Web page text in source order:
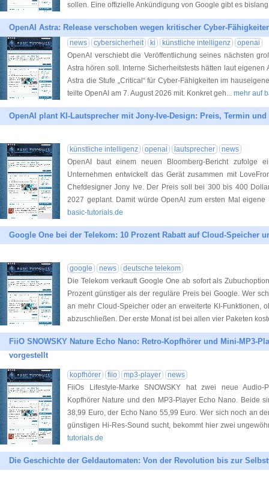
sollen. Eine offizielle Ankündigung von Google gibt es
OpenAI Astra: Release verschoben wegen kritischer Cyber-
news cybersicherheit ki künstliche intelligenz
openai
OpenAI verschiebt die Veröffentlichung seines nächsten
Astra hören soll. Interne Sicherheitstests hätten laut
Astra die Stufe „Critical“ für Cyber-Fähigkeiten im
teilte OpenAI am 7. August 2026 mit. Konkret geh... mehr auf
OpenAI plant KI-Lautsprecher mit Jony-Ive-Design: Preis, Termin
künstliche intelligenz openai lautsprecher
news
OpenAI baut einem neuen Bloomberg-Bericht zufolge
Unternehmen entwickelt das Gerät zusammen mit
Chefdesigner Jony Ive. Der Preis soll bei 300 bis 400
2027 geplant. Damit würde OpenAI zum ersten Mal eigene
basic-tutorials.de
Google One bei der Telekom: 10 Prozent Rabatt auf Cloud-Speicher
google news
deutsche telekom
Die Telekom verkauft Google One ab sofort als
Prozent günstiger als der reguläre Preis bei Google. Wer
an mehr Cloud-Speicher oder an erweiterte KI-Funktionen,
abzuschließen. Der erste Monat ist bei allen vier Paketen
FiiO SNOWSKY Nature Echo Nano: Retro-Kopfhörer und Mini-MP3-
vorgestellt
kopfhörer fiio mp3-player
news
FiiOs Lifestyle-Marke SNOWSKY hat zwei neue Audio-
Kopfhörer Nature und den MP3-Player Echo Nano. Beide
38,99 Euro, der Echo Nano 55,99 Euro. Wer sich noch an
günstigen Hi-Res-Sound sucht, bekommt hier zwei
tutorials.de
Die Geschichte der Geldautomaten: Von der Revolution bis zur